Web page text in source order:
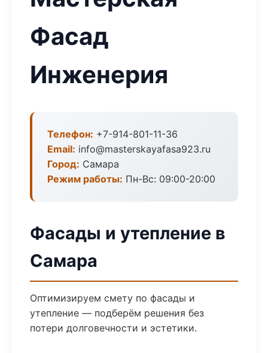
Фасад
Инженерия
Телефон: +7-914-801-11-36
Email: info@masterskayafasa923.ru
Город: Самара
Режим работы: Пн-Вс: 09:00-20:00
Фасады и утепление в
Самара
Оптимизируем смету по фасады и
утепление — подберём решения без
потери долговечности и эстетики.